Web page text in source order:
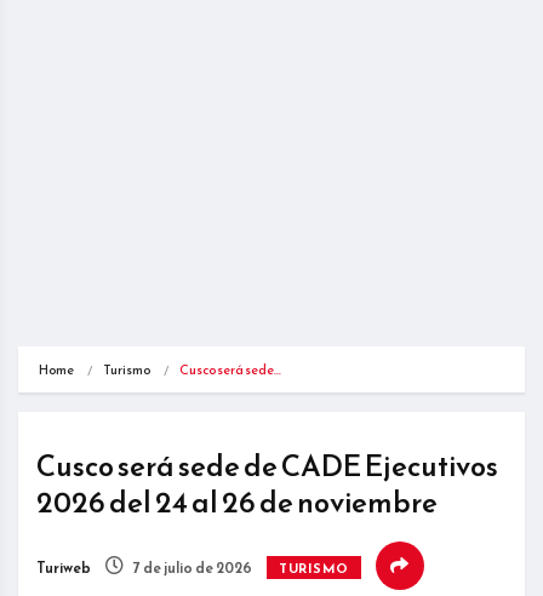
Home Turismo Cusco será sede…
Cusco será sede de CADE Ejecutivos
2026 del 24 al 26 de noviembre
Turiweb 7 de julio de 2026 TURISMO